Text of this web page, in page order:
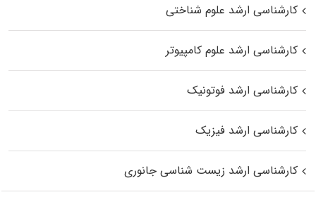
کارشناسی ارشد علوم شناختی
کارشناسی ارشد علوم کامپیوتر
کارشناسی ارشد فوتونیک
کارشناسی ارشد فیزیک
کارشناسی ارشد زیست‌ شناسی جانوری